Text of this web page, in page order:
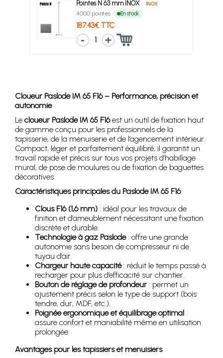
Pointes N 63 mm INOX INOX
4000 pointes En stock
187.43€ TTC
1
Cloueur Paslode IM 65 F16 – Performance, précision et
autonomie
Le cloueur Paslode IM 65 F16est un outil de fixation haut
de gamme conçu pour les professionnels de la
tapisserie, de la menuiserie et de l’agencement intérieur.
Compact, léger et parfaitement équilibré, il garantit un
travail rapide et précis sur tous vos projets d’habillage
mural, de pose de moulures ou de fixation de baguettes
décoratives.
Caractéristiques principales du Paslode IM 65 F16
Clous F16 (1,6 mm) : idéal pour les travaux de
finition et d’ameublement nécessitant une fixation
discrète et durable.
Technologie à gaz Paslode: offre une grande
autonomie sans besoin de compresseur ni de
tuyau d’air.
Chargeur haute capacité: réduit le temps passé à
recharger pour plus d’efficacité sur chantier.
Bouton de réglage de profondeur: permet un
ajustement précis selon le type de support (bois
tendre, dur, MDF, etc.).
Poignée ergonomique et équilibrage optimal :
assure confort et maniabilité même en utilisation
prolongée.
Avantages pour les tapissiers et menuisiers